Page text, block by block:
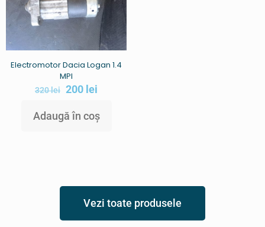
Electromotor Dacia Logan 1.4
MPI
320lei 200 lei
Adaugă în coș
Vezi toate produsele